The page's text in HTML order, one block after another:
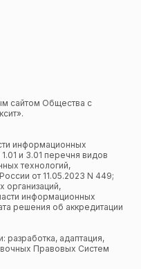
сайтом Общества с
информационных
и 3.01 перечня видов
технологий,
от 11.05.2023 N 449;
организаций,
информационных
решения об аккредитации
разработка, адаптация,
Правовых Систем